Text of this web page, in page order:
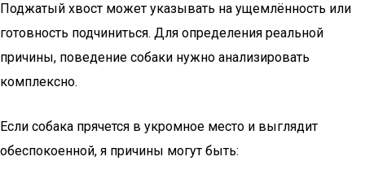
Поджатый хвост может указывать на ущемлённость или
готовность подчиниться. Для определения реальной
причины, поведение собаки нужно анализировать
комплексно.
Если собака прячется в укромное место и выглядит
обеспокоенной, я причины могут быть: